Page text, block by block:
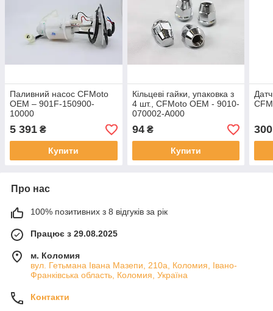
Паливний насос CFMoto
OEM – 901F-150900-
10000
5 391 ₴
Купити
Кільцеві гайки, упаковка з
4 шт., CFMoto OEM - 9010-
070002-A000
94₴
Купити
300
Про нас
100% позитивних з 8 відгуків за рік
Працює з 29.08.2025
м. Коломия
вул. Гетьмана Івана Мазепи, 210а, Коломия, Івано-
Франківська область, Коломия, Україна
Контакти